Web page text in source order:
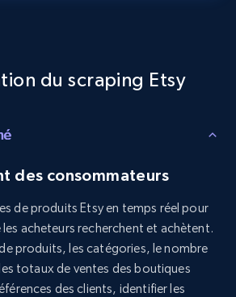
by it
Collect count, Comment
894+ Essai gratuit
du scraping Etsy
des consommateurs
de produits Etsy en temps réel pour
acheteurs recherchent et achètent.
produits, les catégories, le nombre
totaux de ventes des boutiques
des clients, identifier les